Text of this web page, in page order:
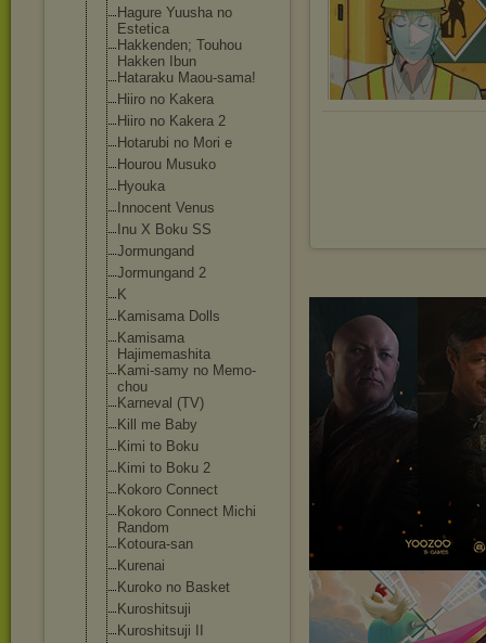
Hagure Yuusha no
Estetica
Hakkenden; Touhou
Hakken Ibun
Hataraku Maou-sama!
Hiiro no Kakera
Hiiro no Kakera 2
Hotarubi no Mori e
Hourou Musuko
Hyouka
Innocent Venus
Inu X Boku SS
Jormungand
Jormungand 2
K
Kamisama Dolls
Kamisama
Hajimemashita
Kami-samy no Memo-
chou
Karneval (TV)
Kill me Baby
Kimi to Boku
Kimi to Boku 2
Kokoro Connect
Kokoro Connect Michi
Random
Kotoura-san
Kurenai
Kuroko no Basket
Kuroshitsuji
Kuroshitsuji II